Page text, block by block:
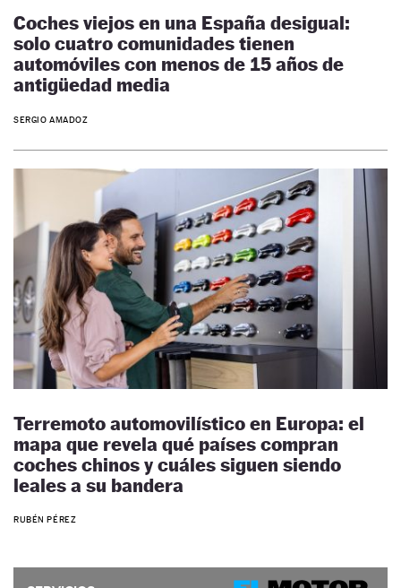
Coches viejos en una España desigual:
solo cuatro comunidades tienen
automóviles con menos de 15 años de
antigüedad media
SERGIO AMADOZ
Terremoto automovilístico en Europa: el
mapa que revela qué países compran
coches chinos y cuáles siguen siendo
leales a su bandera
RUBÉN PÉREZ